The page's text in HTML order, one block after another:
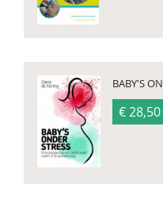
BABY'S
€ 28,50